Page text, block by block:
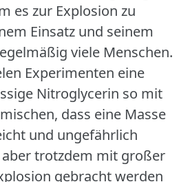
es zur Explosion zu
Einsatz und seinem
viele Menschen.
Experimenten eine
Nitroglycerin so mit
dass eine Masse
und ungefährlich
trotzdem mit großer
gebracht werden